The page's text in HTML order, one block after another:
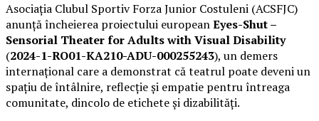
Asociația Clubul Sportiv Forza Junior Costuleni (ACSFJC)
anunță încheierea proiectului europeanEyes-Shut –
Sensorial Theater for Adults with Visual Disability
(2024-1-RO01-KA210-ADU-000255243), un demers
internațional care a demonstrat că teatrul poate deveni un
spațiu de întâlnire, reflecție și empatie pentru întreaga
comunitate, dincolo de etichete și dizabilități.